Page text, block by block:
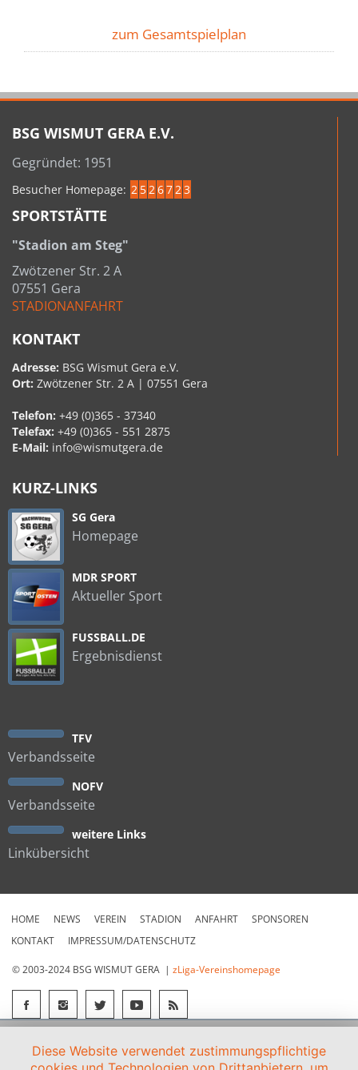
zum Gesamtspielplan
BSG WISMUT GERA E.V.
Gegründet: 1951
Besucher Homepage: 2 526723
SPORTSTÄTTE
"Stadion am Steg"
Zwötzener Str. 2 A
07551 Gera
STADIONANFAHRT
KONTAKT
Adresse: BSG Wismut Gera e.V.
Ort: Zwötzener Str. 2 A | 07551 Gera
Telefon: +49 (0)365 - 37340
Telefax: +49 (0)365 - 551 2875
E-Mail: info@wismutgera.de
KURZ-LINKS
SG Gera
Homepage
MDR SPORT
Aktueller Sport
FUSSBALL.DE
Ergebnisdienst
TFV
Verbandsseite
NOFV
Verbandsseite
weitere Links
Linkübersicht
HOME NEWS VEREIN STADION ANFAHRT
SPONSOREN
KONTAKT
IMPRESSUM/DATENSCHUTZ
© 2003-2024 BSG WISMUT GERA | zLiga-Vereinshomepage
Diese Website verwendet zustimmungspflichtige